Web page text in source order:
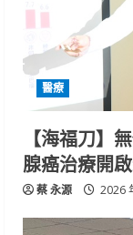
醫療
【海福刀】
腺癌治療開
蔡 永源 2026